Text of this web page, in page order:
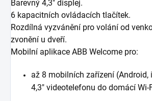
Barevný 4,3" displej.
6 kapacitních ovládacích tlačítek.
Rozdílná vyzvánění pro volání od
zvonění u dveří.
Mobilní aplikace ABB Welcome pro:
až 8 mobilních zařízení (Android,
4,3" videotelefonu do domácí Wi-